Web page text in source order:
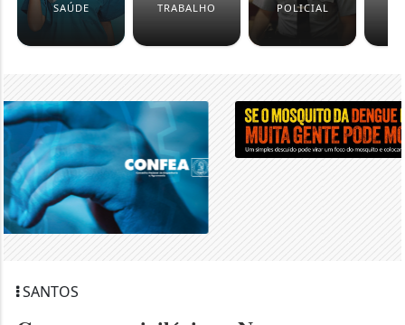
SAÚDE TRABALHO POLICIAL
SANTOS
Santos e exalta camisa 10: "Faz tudo
igual a todo mundo"